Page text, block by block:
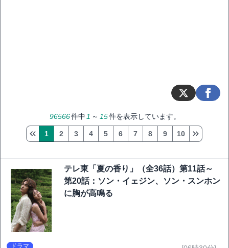
96566件中 1 ～ 15件を表示しています。
1 2 3 4 5 6 7 8 9 10
テレ東「夏の香り」（全36話）第11話～
第20話：ソン・イェジン、ソン・スンホン
に胸が高鳴る
ドラマ